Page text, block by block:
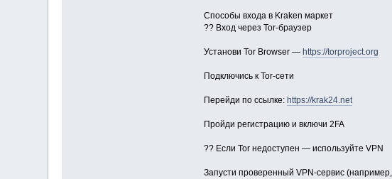
Способы входа в Kraken маркет
?? Вход через Tor-браузер
Установи Tor Browser — https://torproject.org
Подключись к Tor-сети
Перейди по ссылке: https://krak24.net
Пройди регистрацию и включи 2FA
?? Если Tor недоступен — используйте VPN
Запусти проверенный VPN-сервис